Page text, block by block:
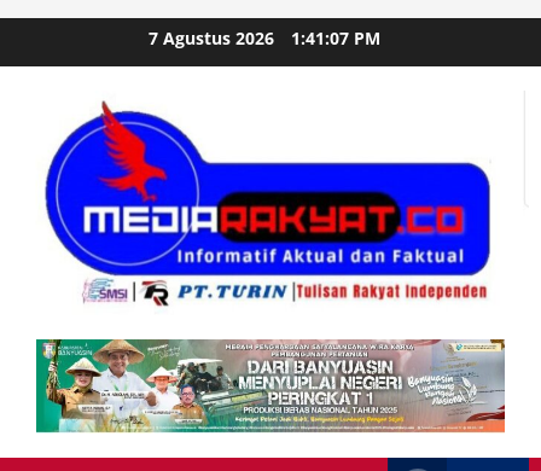
to
7 Agustus 2026 1:41:08 PM